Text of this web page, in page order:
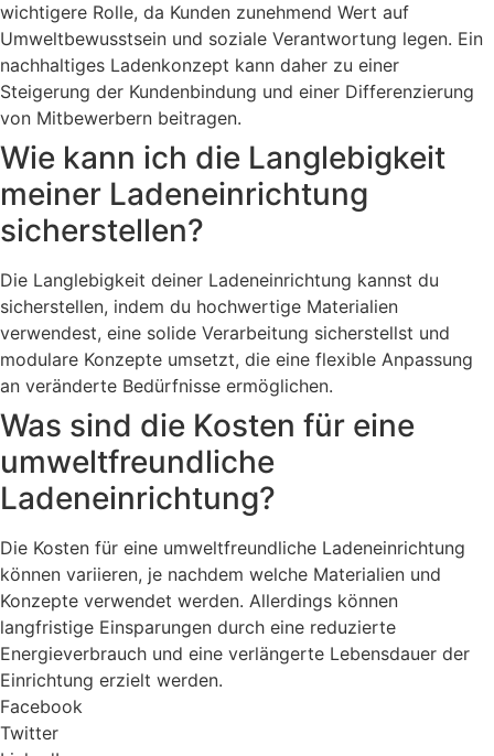
wichtigere Rolle, da Kunden zunehmend Wert auf
Umweltbewusstsein und soziale Verantwortung legen. Ein
nachhaltiges Ladenkonzept kann daher zu einer
Steigerung der Kundenbindung und einer Differenzierung
von Mitbewerbern beitragen.
Wie kann ich die Langlebigkeit
meiner Ladeneinrichtung
sicherstellen?
Die Langlebigkeit deiner Ladeneinrichtung kannst du
sicherstellen, indem du hochwertige Materialien
verwendest, eine solide Verarbeitung sicherstellst und
modulare Konzepte umsetzt, die eine flexible Anpassung
an veränderte Bedürfnisse ermöglichen.
Was sind die Kosten für eine
umweltfreundliche
Ladeneinrichtung?
Die Kosten für eine umweltfreundliche Ladeneinrichtung
können variieren, je nachdem welche Materialien und
Konzepte verwendet werden. Allerdings können
langfristige Einsparungen durch eine reduzierte
Energieverbrauch und eine verlängerte Lebensdauer der
Einrichtung erzielt werden.
Facebook
Twitter